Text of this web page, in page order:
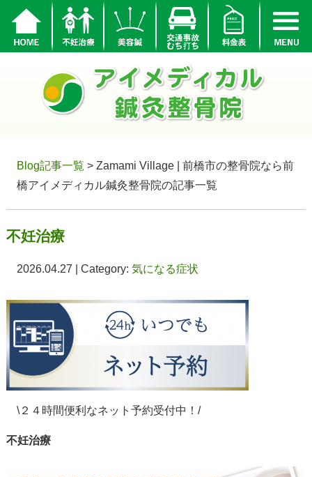
Blog記事一覧 > Zamami Village | 前橋市の整骨院なら前
橋アイメディカル鍼灸整骨院の記事一覧
不妊治療
2026.04.27 | Category: 気になる症状
\２４時間便利なネット予約受付中！/
不妊治療